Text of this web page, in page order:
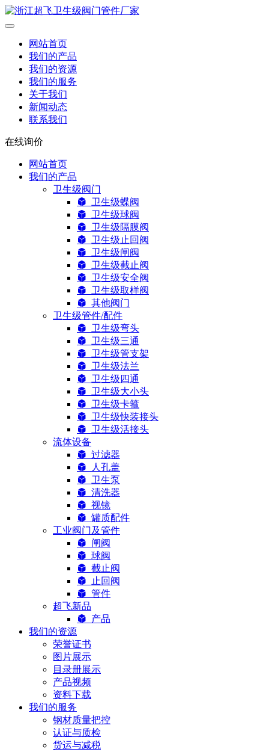
网站首页
我们的产品
我们的资源
我们的服务
关于我们
新闻动态
联系我们
在线询价
网站首页
我们的产品
卫生级阀门
卫生级蝶阀
卫生级球阀
卫生级隔膜阀
卫生级止回阀
卫生级闸阀
卫生级截止阀
卫生级安全阀
卫生级取样阀
其他阀门
卫生级管件/配件
卫生级弯头
卫生级三通
卫生级管支架
卫生级法兰
卫生级四通
卫生级大小头
卫生级卡箍
卫生级快装接头
卫生级活接头
流体设备
过滤器
人孔盖
卫生泵
清洗器
视镜
罐质配件
工业阀门及管件
闸阀
球阀
截止阀
止回阀
管件
超飞新品
产品
我们的资源
荣誉证书
图片展示
目录册展示
产品视频
资料下载
我们的服务
钢材质量把控
认证与质检
货运与减税